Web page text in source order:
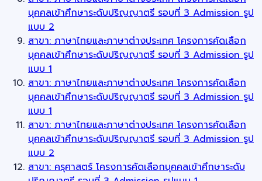
บุคคลเข้าศึกษาระดับปริญญาตรี รอบที่ 3 Admission รูป
แบบ 2
สาขา: ภาษาไทยและภาษาต่างประเทศ โครงการคัดเลือก
บุคคลเข้าศึกษาระดับปริญญาตรี รอบที่ 3 Admission รูป
แบบ 1
สาขา: ภาษาไทยและภาษาต่างประเทศ โครงการคัดเลือก
บุคคลเข้าศึกษาระดับปริญญาตรี รอบที่ 3 Admission รูป
แบบ 1
สาขา: ภาษาไทยและภาษาต่างประเทศ โครงการคัดเลือก
บุคคลเข้าศึกษาระดับปริญญาตรี รอบที่ 3 Admission รูป
แบบ 2
สาขา: ครุศาสตร์ โครงการคัดเลือกบุคคลเข้าศึกษาระดับ